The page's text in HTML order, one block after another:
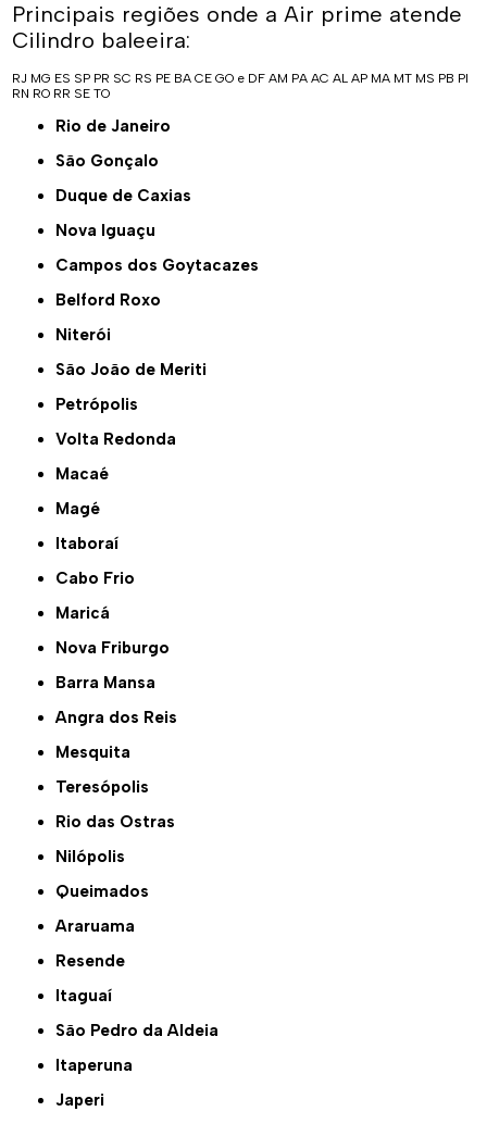
Principais regiões onde a Air prime atende
Cilindro baleeira:
RJ MG ES SP PR SC RS PE BA CE GO e DF AM PA AC AL AP MA MT MS PB PI
RN RO RR SE TO
Rio de Janeiro
São Gonçalo
Duque de Caxias
Nova Iguaçu
Campos dos Goytacazes
Belford Roxo
Niterói
São João de Meriti
Petrópolis
Volta Redonda
Macaé
Magé
Itaboraí
Cabo Frio
Maricá
Nova Friburgo
Barra Mansa
Angra dos Reis
Mesquita
Teresópolis
Rio das Ostras
Nilópolis
Queimados
Araruama
Resende
Itaguaí
São Pedro da Aldeia
Itaperuna
Japeri